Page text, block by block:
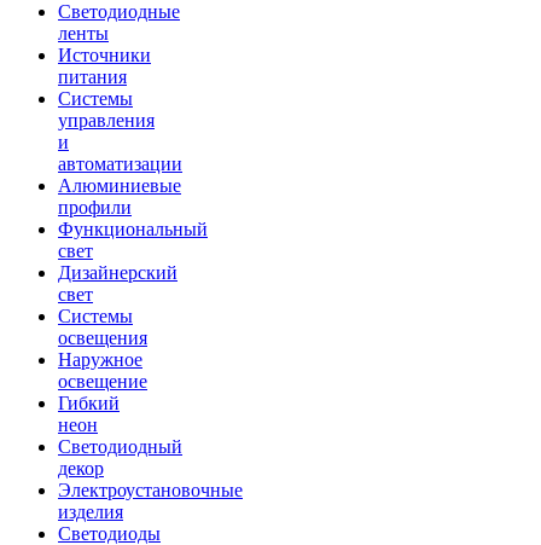
Светодиодные
ленты
Источники
питания
Системы
управления
и
автоматизации
Алюминиевые
профили
Функциональный
свет
Дизайнерский
свет
Системы
освещения
Наружное
освещение
Гибкий
неон
Светодиодный
декор
Электроустановочные
изделия
Светодиоды